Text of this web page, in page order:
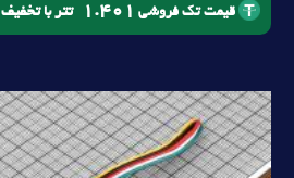
قیمت تک فروشی 1.401 تتر با تخفیف